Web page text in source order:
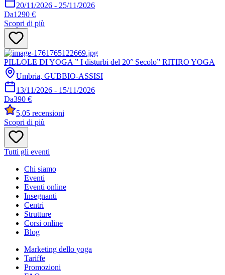
20/11/2026 - 25/11/2026
Da1290 €
Scopri di più
PILLOLE DI YOGA ” I disturbi del 20° Secolo” RITIRO YOGA
Umbria, GUBBIO-ASSISI
13/11/2026 - 15/11/2026
Da390 €
5,05 recensioni
Scopri di più
Tutti gli eventi
Chi siamo
Eventi
Eventi online
Insegnanti
Centri
Strutture
Corsi online
Blog
Marketing dello yoga
Tariffe
Promozioni